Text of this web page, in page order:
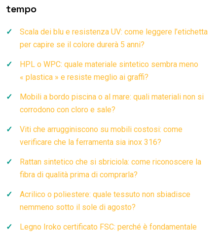
tempo
Scala dei blu e resistenza UV: come leggere l’etichetta
per capire se il colore durerà 5 anni?
HPL o WPC: quale materiale sintetico sembra meno
« plastica » e resiste meglio ai graffi?
Mobili a bordo piscina o al mare: quali materiali non si
corrodono con cloro e sale?
Viti che arrugginiscono su mobili costosi: come
verificare che la ferramenta sia inox 316?
Rattan sintetico che si sbriciola: come riconoscere la
fibra di qualità prima di comprarla?
Acrilico o poliestere: quale tessuto non sbiadisce
nemmeno sotto il sole di agosto?
Legno Iroko certificato FSC: perché è fondamentale